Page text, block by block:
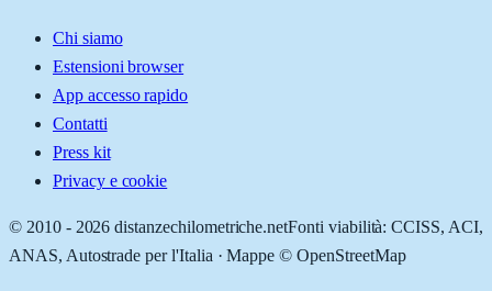
Chi siamo
Estensioni browser
App accesso rapido
Contatti
Press kit
Privacy e cookie
© 2010 - 2026 distanzechilometriche.netFonti viabilità: CCISS, ACI,
ANAS, Autostrade per l'Italia · Mappe © OpenStreetMap